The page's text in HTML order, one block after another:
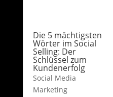
Die 5 mächtigsten
Wörter im Social
Selling: Der
Schlüssel zum
Kundenerfolg
Social Media
Marketing